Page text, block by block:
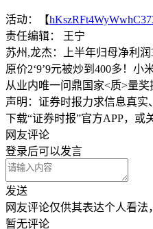
活动：【
责任编辑： 王宁
苏州,龙杰：上半年归母净利
原价2‘9’9元被炒到400多！
从业内唯一问鼎国家<质>量
声明：证券时报力求信息真
下载“证券时报”官方APP，或
网友评论
登录后可以发言
发送
网友评论仅供其表达个人看
暂无评论